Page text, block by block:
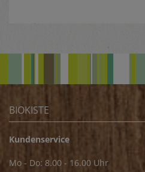
BIOKISTE
Kundenservice
Mo - Do: 8.00 - 16.00 Uhr